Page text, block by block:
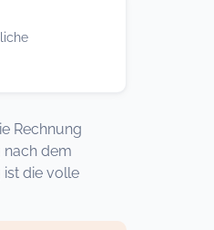
Rechnung
nach dem
ist die volle